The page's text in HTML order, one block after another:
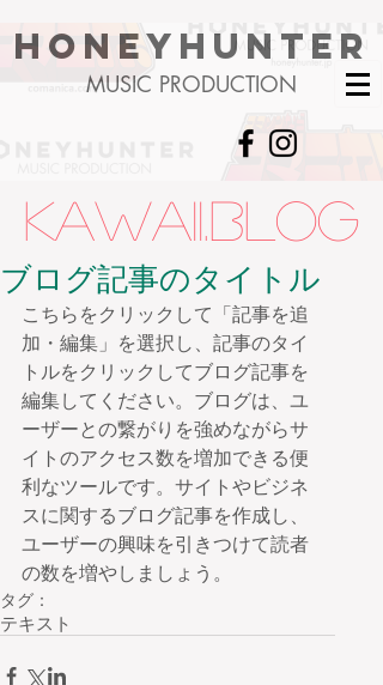
HONEYHUNTER
MUSIC PRODUCTION
kawaii.BLOG
ブログ記事のタイトル
こちらをクリックして「記事を追
加・編集」を選択し、記事のタイ
トルをクリックしてブログ記事を
編集してください。ブログは、ユ
ーザーとの繋がりを強めながらサ
イトのアクセス数を増加できる便
利なツールです。サイトやビジネ
スに関するブログ記事を作成し、
ユーザーの興味を引きつけて読者
の数を増やしましょう。
タグ：
テキスト